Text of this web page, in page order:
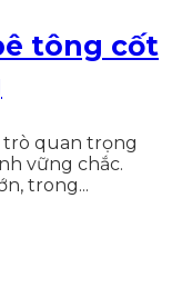
tông cốt
trò quan trọng
vững chắc.
trong...